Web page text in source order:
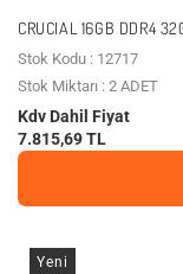
CRUCIAL 16GB DDR4
Stok Kodu : 12717
Stok Miktarı : 2 ADET
Kdv Dahil Fiyat
7.815,69 TL
Yeni